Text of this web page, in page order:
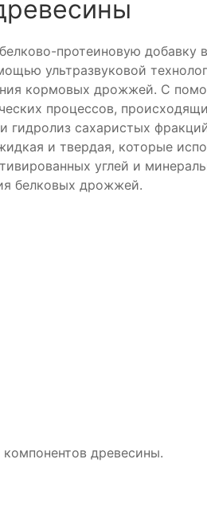
протеиновую добавку
ультразвуковой
кормовых дрожжей. С
процессов,
гидролиз сахаристых
и твердая, которые
углей и
белковых дрожжей.
компонентов древесины.